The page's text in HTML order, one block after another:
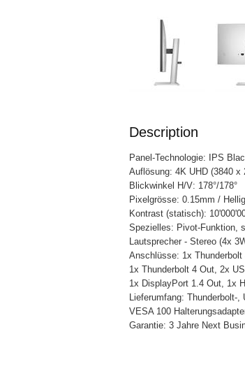
Description
Panel-Technologie: IPS
Auflösung: 4K UHD (3840 x
Blickwinkel H/V: 178°/178°
Pixelgrösse: 0.15mm /
Kontrast (statisch):
Spezielles: Pivot-Funktion,
Lautsprecher - Stereo (4x
Anschlüsse: 1x
1x Thunderbolt 4 Out, 2x
1x DisplayPort 1.4 Out, 1x
Lieferumfang: Thunderbolt-
VESA 100
Garantie: 3 Jahre Next